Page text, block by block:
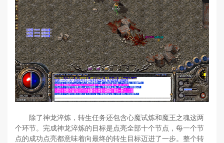
除了神龙淬炼，转生任务还包含心魔试炼和魔王之魂这两
个环节。完成神龙淬炼的目标是点亮全部十个节点，每一个节
点的成功点亮都意味着向最终的转生目标迈进了一步。整个转